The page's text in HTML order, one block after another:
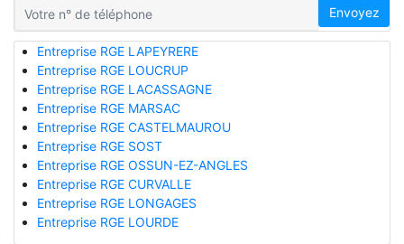
Envoyez
Entreprise RGE LAPEYRERE
Entreprise RGE LOUCRUP
Entreprise RGE LACASSAGNE
Entreprise RGE MARSAC
Entreprise RGE CASTELMAUROU
Entreprise RGE SOST
Entreprise RGE OSSUN-EZ-ANGLES
Entreprise RGE CURVALLE
Entreprise RGE LONGAGES
Entreprise RGE LOURDE